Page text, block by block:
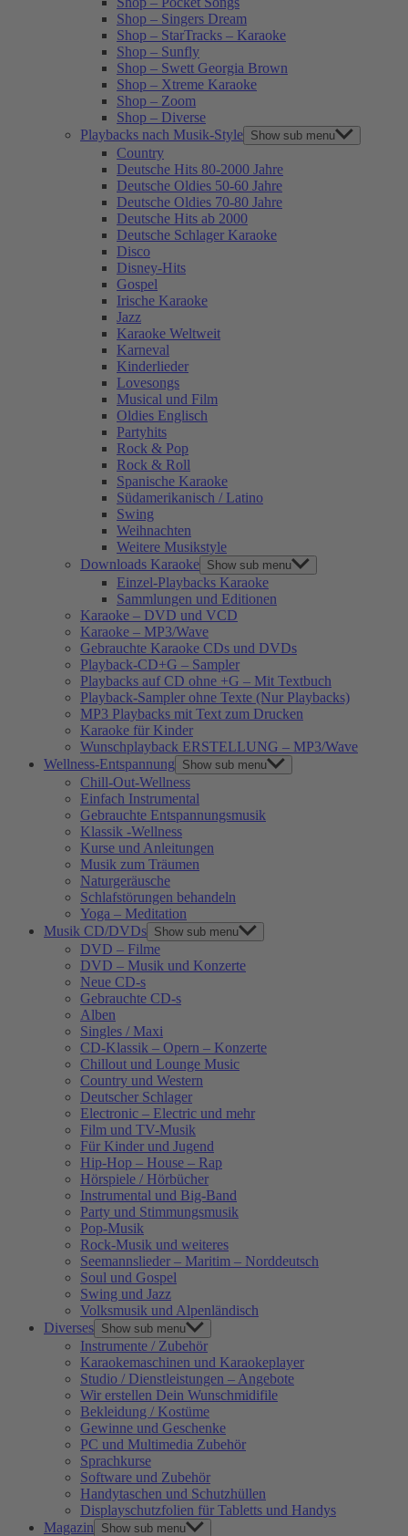
Shop – Singers Dream
Shop – StarTracks – Karaoke
Shop – Sunfly
Shop – Swett Georgia Brown
Shop – Xtreme Karaoke
Shop – Zoom
Shop – Diverse
Playbacks nach Musik-Style Show sub menu
Country
Deutsche Hits 80-2000 Jahre
Deutsche Oldies 50-60 Jahre
Deutsche Oldies 70-80 Jahre
Deutsche Hits ab 2000
Deutsche Schlager Karaoke
Disco
Disney-Hits
Gospel
Irische Karaoke
Jazz
Karaoke Weltweit
Karneval
Kinderlieder
Lovesongs
Musical und Film
Oldies Englisch
Partyhits
Rock & Pop
Rock & Roll
Spanische Karaoke
Südamerikanisch / Latino
Swing
Weihnachten
Weitere Musikstyle
Downloads Karaoke Show sub menu
Einzel-Playbacks Karaoke
Sammlungen und Editionen
Karaoke – DVD und VCD
Karaoke – MP3/Wave
Gebrauchte Karaoke CDs und DVDs
Playback-CD+G – Sampler
Playbacks auf CD ohne +G – Mit Textbuch
Playback-Sampler ohne Texte (Nur Playbacks)
MP3 Playbacks mit Text zum Drucken
Karaoke für Kinder
Wunschplayback ERSTELLUNG – MP3/Wave
Wellness-Entspannung
Show sub menu
Chill-Out-Wellness
Einfach Instrumental
Gebrauchte Entspannungsmusik
Klassik -Wellness
Kurse und Anleitungen
Musik zum Träumen
Naturgeräusche
Schlafstörungen behandeln
Yoga – Meditation
Musik CD/DVDs Show sub menu
DVD – Filme
DVD – Musik und Konzerte
Neue CD-s
Gebrauchte CD-s
Alben
Singles / Maxi
CD-Klassik – Opern – Konzerte
Chillout und Lounge Music
Country und Western
Deutscher Schlager
Electronic – Electric und mehr
Film und TV-Musik
Für Kinder und Jugend
Hip-Hop – House – Rap
Hörspiele / Hörbücher
Instrumental und Big-Band
Party und Stimmungsmusik
Pop-Musik
Rock-Musik und weiteres
Seemannslieder – Maritim – Norddeutsch
Soul und Gospel
Swing und Jazz
Volksmusik und Alpenländisch
Diverses Show sub menu
Instrumente / Zubehör
Karaokemaschinen und Karaokeplayer
Studio / Dienstleistungen – Angebote
Wir erstellen Dein Wunschmidifile
Bekleidung / Kostüme
Gewinne und Geschenke
PC und Multimedia Zubehör
Sprachkurse
Software und Zubehör
Handytaschen und Schutzhüllen
Displayschutzfolien für Tabletts und Handys
Magazin
Show sub menu